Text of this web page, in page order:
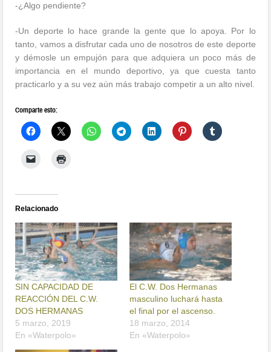
-¿Algo pendiente?
-Un deporte lo hace grande la gente que lo apoya. Por lo
tanto, vamos a disfrutar cada uno de nosotros de este deporte
y démosle un empujón para que adquiera un poco más de
importancia en el mundo deportivo, ya que cuesta tanto
practicarlo y a su vez aún más trabajo competir a un alto nivel.
Comparte esto:
Relacionado
SIN CAPACIDAD DE
REACCIÓN DEL C.W.
DOS HERMANAS
5 marzo, 2019
En «Waterpolo»
El C.W. Dos Hermanas
masculino luchará hasta
el final por el ascenso.
18 marzo, 2014
En «Waterpolo»